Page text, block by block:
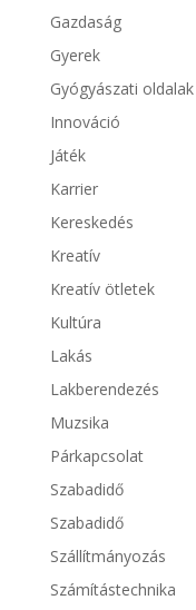
Gazdaság
Gyerek
Gyógyászati oldalak
Innováció
Játék
Karrier
Kereskedés
Kreatív
Kreatív ötletek
Kultúra
Lakás
Lakberendezés
Muzsika
Párkapcsolat
Szabadidő
Szabadidő
Szállítmányozás
Számítástechnika